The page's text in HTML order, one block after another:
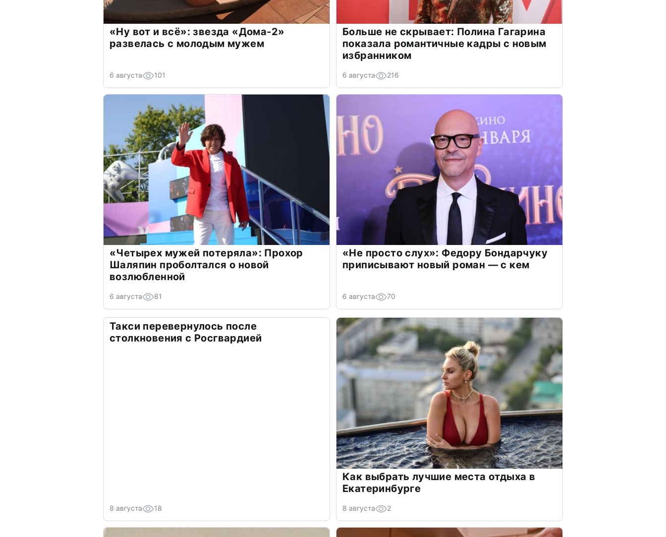
«Ну вот и всё»: звезда «Дома-2»
развелась с молодым мужем
6 августа 101
Больше не скрывает: Полина Гагарина
показала романтичные кадры с новым
избранником
6 августа 216
«Четырех мужей потеряла»: Прохор
Шаляпин проболтался о новой
возлюбленной
6 августа 81
«Не просто слух»: Федору Бондарчуку
приписывают новый роман — с кем
6 августа 70
Такси перевернулось после
столкновения с Росгвардией
8 августа 18
Как выбрать лучшие места отдыха в
Екатеринбурге
8 августа 2